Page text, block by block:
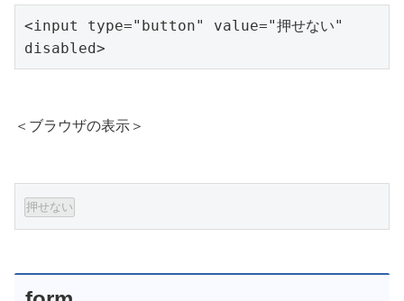
<input type="button" value="押せない"
disabled>
＜ブラウザの表示＞